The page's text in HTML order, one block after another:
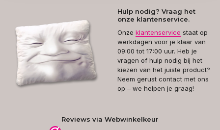
Hulp nodig? Vraag het
onze klantenservice.
Onze klantenservice staat op
werkdagen voor je klaar van
09:00 tot 17:00 uur. Heb je
vragen of hulp nodig bij het
kiezen van het juiste product?
Neem gerust contact met ons
op – we helpen je graag!
Reviews via Webwinkelkeur